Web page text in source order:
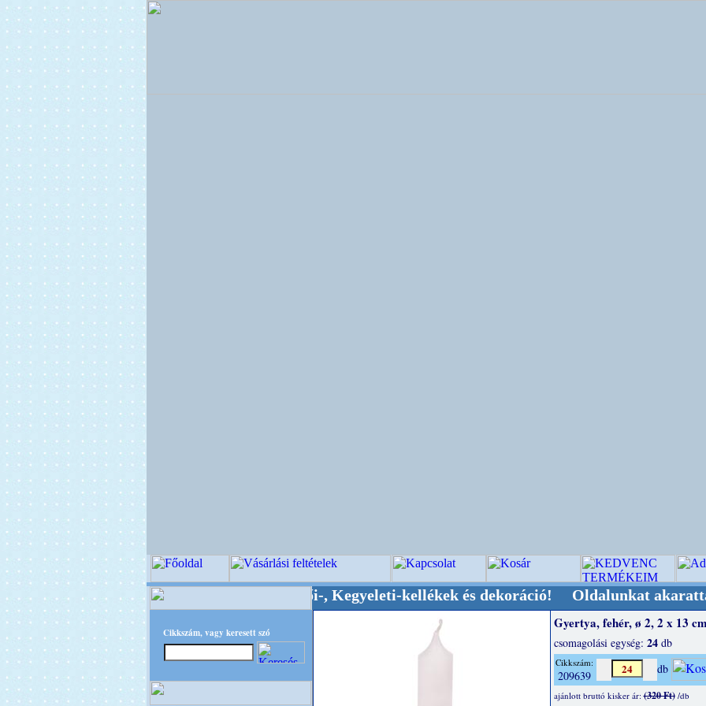
Cikkszám, vagy keresett szó
Virágkötészeti-, Esküvői-, Kegyeleti-kellékek és dekoráció! Oldalunkat akarattal tartjuk
Gyertya, fehér, ø 2, 2 x 13 cm
csomagolási egység: 24db
Cikkszám:
209639 db
ajánlott bruttó kisker ár:(320 Ft)/db